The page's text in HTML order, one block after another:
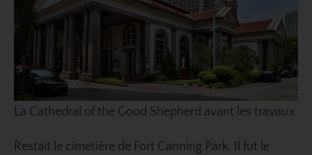
La Cathedral of the Good Shepherd avant les travaux
Restait le cimetière de Fort Canning Park. Il fut le